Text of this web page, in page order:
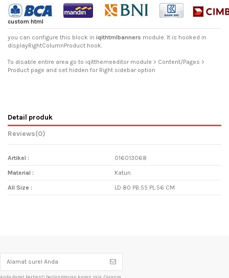
custom html
you can configure this block in iqithtmlbanners module. It is hooked in
displayRightColumnProduct hook.
To disable entire area go to iqitthemeeditor module > Content/Pages >
Product page and set hidden for Right sidebar option
Detail produk
Reviews(0)
Artikel : 016013068
Material : Katun
All Size : LD:80 PB:55 PL:56 CM
Anda dapat berhenti berlangganan kapan saja. Caranya,